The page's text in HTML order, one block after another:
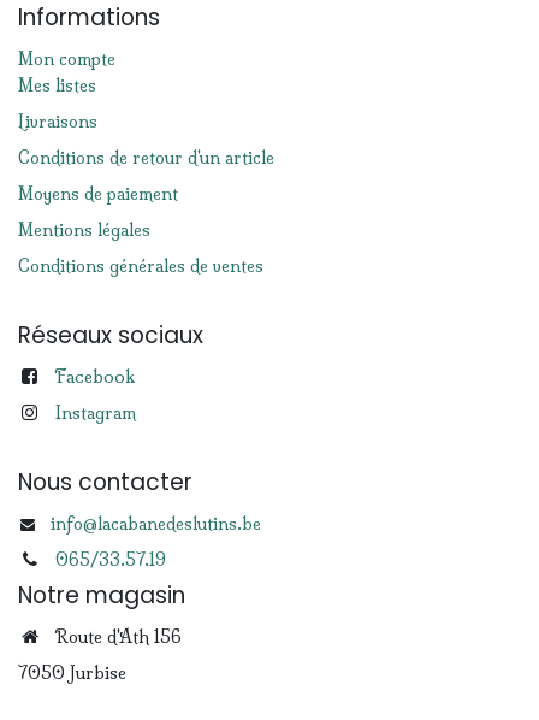
Informations
Mon compte
Mes listes
Livraisons
Conditions de retour d'un article
Moyens de paiement
Mentions légales
Conditions générales de ventes
Réseaux sociaux
Facebook
Instagram
Nous contacter
info@lacabanedeslutins.be
065/33.57.19
Notre magasin
Route d'Ath 156
7050 Jurbise